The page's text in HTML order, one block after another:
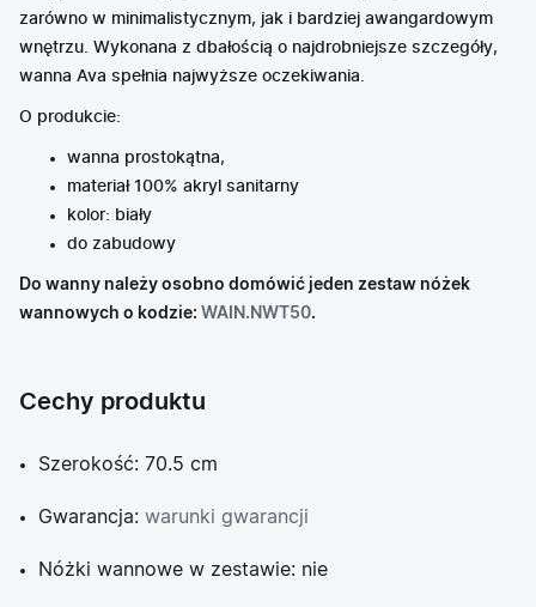
zarówno w minimalistycznym, jak i bardziej awangardowym
wnętrzu. Wykonana z dbałością o najdrobniejsze szczegóły,
wanna Ava spełnia najwyższe oczekiwania.
O produkcie:
wanna prostokątna,
materiał 100% akryl sanitarny
kolor: biały
do zabudowy
Do wanny należy osobno domówić jeden zestaw nóżek
wannowych o kodzie: WAIN.NWT50.
Cechy produktu
Szerokość: 70.5 cm
Gwarancja: warunki gwarancji
Nóżki wannowe w zestawie: nie